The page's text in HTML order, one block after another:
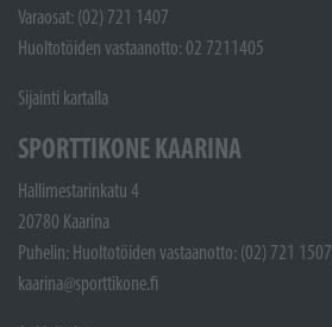
Varaosat: (02) 721 1407
Huoltotöiden vastaanotto: 02 7211405
Sijainti kartalla
SPORTTIKONE KAARINA
Hallimestarinkatu 4
20780 Kaarina
Puhelin: Huoltotöiden vastaanotto: (02) 721 1507
kaarina@sporttikone.fi